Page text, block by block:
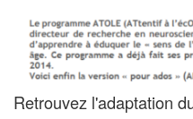
Retrouvez l'adaptation